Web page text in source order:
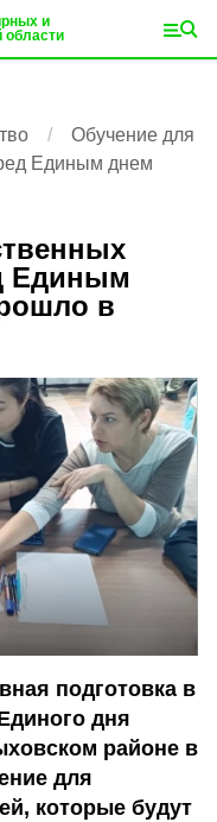
и
области
Обучение для
Единым днем
Единым
в
подготовка в
дня
районе в
для
которые будут